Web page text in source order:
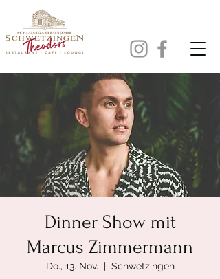
Dinner Show mit
Marcus Zimmermann
Do., 13. Nov.
  |
Schwetzingen